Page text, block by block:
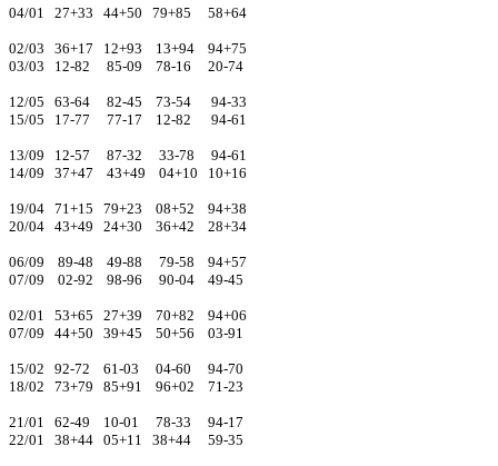
04/01 27+33 44+50 79+85 58+64
02/03 36+17 12+93 13+94 94+75
03/03 12-82 85-09 78-16 20-74
12/05 63-64 82-45 73-54 94-33
15/05 17-77 77-17 12-82 94-61
13/09 12-57 87-32 33-78 94-61
14/09 37+47 43+49 04+10 10+16
19/04 71+15 79+23 08+52 94+38
20/04 43+49 24+30 36+42 28+34
06/09 89-48 49-88 79-58 94+57
07/09 02-92 98-96 90-04 49-45
02/01 53+65 27+39 70+82 94+06
07/09 44+50 39+45 50+56 03-91
15/02 92-72 61-03 04-60 94-70
18/02 73+79 85+91 96+02 71-23
21/01 62-49 10-01 78-33 94-17
22/01 38+44 05+11 38+44 59-35